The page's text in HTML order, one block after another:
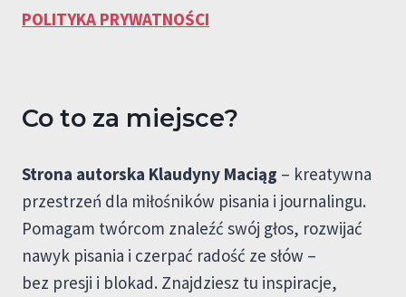
POLITYKA PRYWATNOŚCI
Co to za miejsce?
Strona autorska Klaudyny Maciąg – kreatywna
przestrzeń dla miłośników pisania i journalingu.
Pomagam twórcom znaleźć swój głos, rozwijać
nawyk pisania i czerpać radość ze słów –
bez presji i blokad. Znajdziesz tu inspiracje,